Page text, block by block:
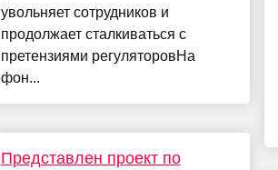
увольняет сотрудников и
продолжает сталкиваться с
претензиями регуляторовНа
фон...
Представлен проект по